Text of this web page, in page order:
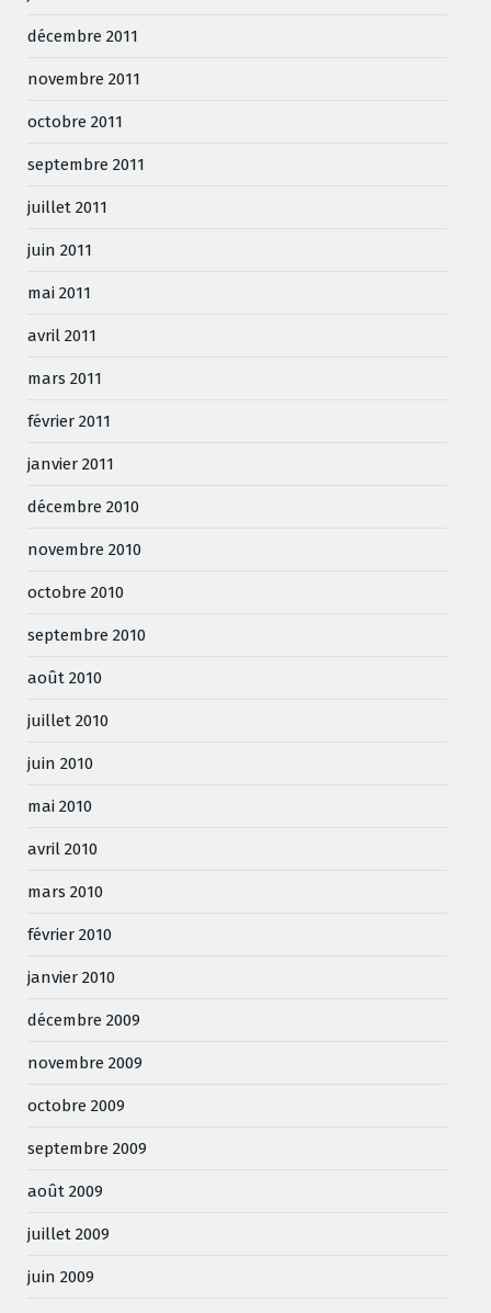
décembre 2011
novembre 2011
octobre 2011
septembre 2011
juillet 2011
juin 2011
mai 2011
avril 2011
mars 2011
février 2011
janvier 2011
décembre 2010
novembre 2010
octobre 2010
septembre 2010
août 2010
juillet 2010
juin 2010
mai 2010
avril 2010
mars 2010
février 2010
janvier 2010
décembre 2009
novembre 2009
octobre 2009
septembre 2009
août 2009
juillet 2009
juin 2009